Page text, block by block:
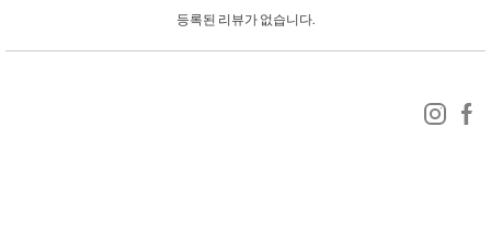
등록된 리뷰가 없습니다.